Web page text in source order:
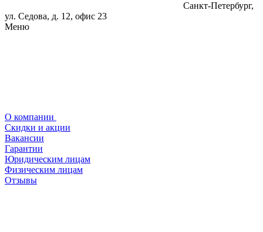
Санкт-Петербург,
ул. Седова, д. 12, офис 23
Меню
О компании
Скидки и акции
Вакансии
Гарантии
Юридическим лицам
Физическим лицам
Отзывы